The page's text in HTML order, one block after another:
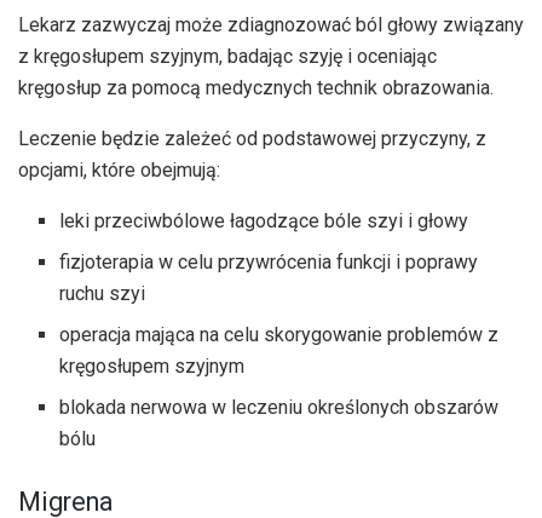
Lekarz zazwyczaj może zdiagnozować ból głowy związany
z kręgosłupem szyjnym, badając szyję i oceniając
kręgosłup za pomocą medycznych technik obrazowania.
Leczenie będzie zależeć od podstawowej przyczyny, z
opcjami, które obejmują:
leki przeciwbólowe łagodzące bóle szyi i głowy
fizjoterapia w celu przywrócenia funkcji i poprawy
ruchu szyi
operacja mająca na celu skorygowanie problemów z
kręgosłupem szyjnym
blokada nerwowa w leczeniu określonych obszarów
bólu
Migrena